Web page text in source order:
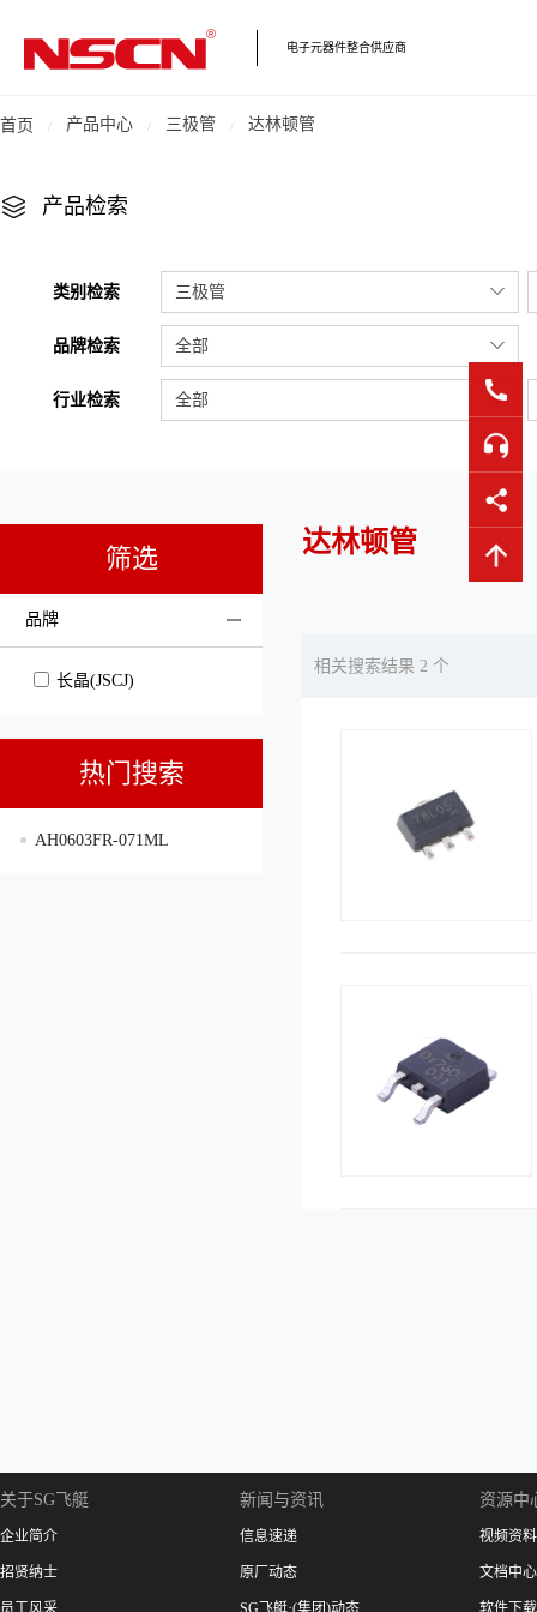
电子元器件整合供应商
首页 产品中心 三极管 达林顿管
产品检索
类别检索 三极管
品牌检索 全部
行业检索 全部
筛选
品牌
长晶(JSCJ)
热门搜索
AH0603FR-071ML
达林顿管
相关搜索结果 2 个
关于SG飞艇
企业简介
招贤纳士
员工风采
新闻与资讯
信息速递
原厂动态
SG飞艇·(集团)动态
资源中
视频资料
文档中心
软件下载